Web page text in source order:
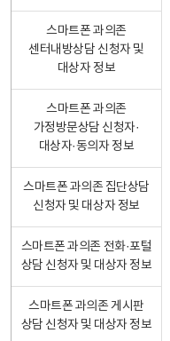
스마트폰 과의존
센터내방상담 신청자 및
대상자 정보
스마트폰 과의존
가정방문상담 신청자·
대상자·동의자 정보
스마트폰 과의존 집단상담
신청자 및 대상자 정보
스마트폰 과의존 전화·포털
상담 신청자 및 대상자 정보
스마트폰 과의존 게시판
상담 신청자 및 대상자 정보